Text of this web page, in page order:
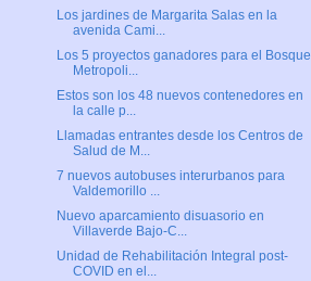
Los jardines de Margarita Salas en la
avenida Cami...
Los 5 proyectos ganadores para el Bosque
Metropoli...
Estos son los 48 nuevos contenedores en
la calle p...
Llamadas entrantes desde los Centros de
Salud de M...
7 nuevos autobuses interurbanos para
Valdemorillo ...
Nuevo aparcamiento disuasorio en
Villaverde Bajo-C...
Unidad de Rehabilitación Integral post-
COVID en el...